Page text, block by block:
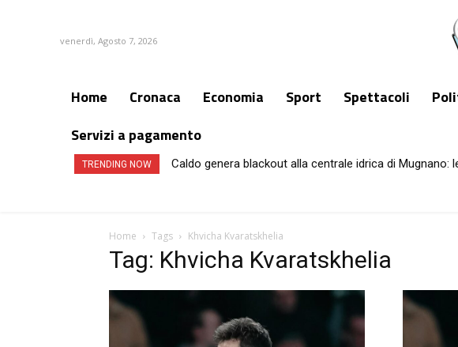
venerdì, Agosto 7, 2026
Home Cronaca Economia Sport Spettacoli
Servizi a pagamento
TRENDING NOW Caldo genera blackout alla centrale idrica di Mugnano:
Campi Flegrei, aumentano gli sfollati e infuria lo
Home Tags Khvicha Kvaratskhelia
Tag: Khvicha Kvaratskhelia